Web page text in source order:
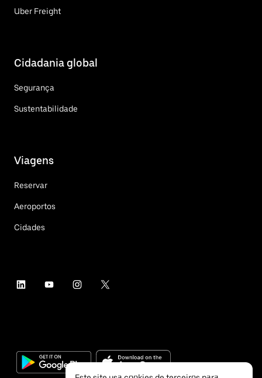
Uber Freight
Cidadania global
Segurança
Sustentabilidade
Viagens
Reservar
Aeroportos
Cidades